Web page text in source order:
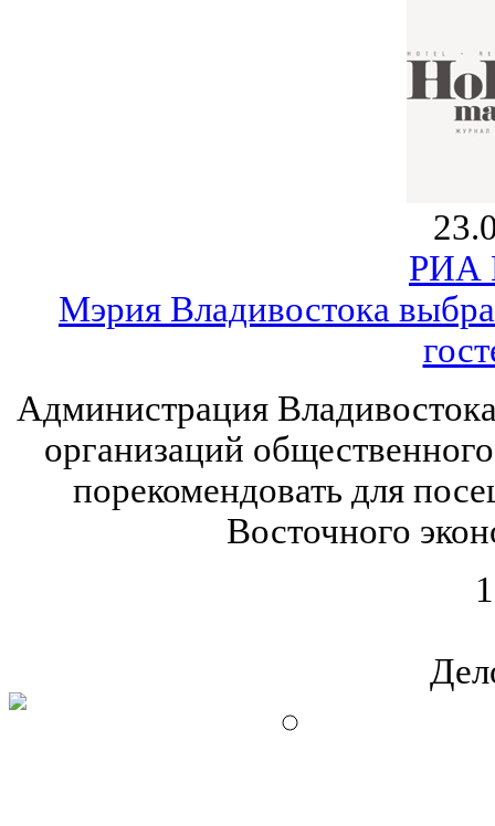
РИА
Мэрия Владивостока
Администрация
организаций
порекомендовать для
Восточного